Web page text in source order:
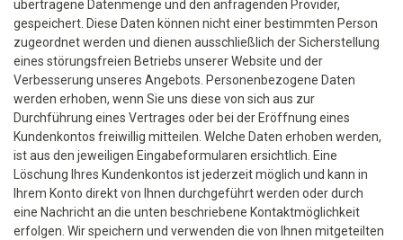
übertragene Datenmenge und den anfragenden Provider,
gespeichert. Diese Daten können nicht einer bestimmten Person
zugeordnet werden und dienen ausschließlich der Sicherstellung
eines störungsfreien Betriebs unserer Website und der
Verbesserung unseres Angebots. Personenbezogene Daten
werden erhoben, wenn Sie uns diese von sich aus zur
Durchführung eines Vertrages oder bei der Eröffnung eines
Kundenkontos freiwillig mitteilen. Welche Daten erhoben werden,
ist aus den jeweiligen Eingabeformularen ersichtlich. Eine
Löschung Ihres Kundenkontos ist jederzeit möglich und kann in
Ihrem Konto direkt von Ihnen durchgeführt werden oder durch
eine Nachricht an die unten beschriebene Kontaktmöglichkeit
erfolgen. Wir speichern und verwenden die von Ihnen mitgeteilten